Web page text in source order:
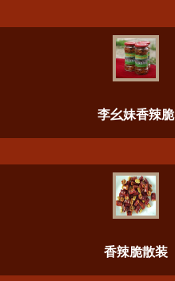
李幺妹香辣脆
香辣脆散装